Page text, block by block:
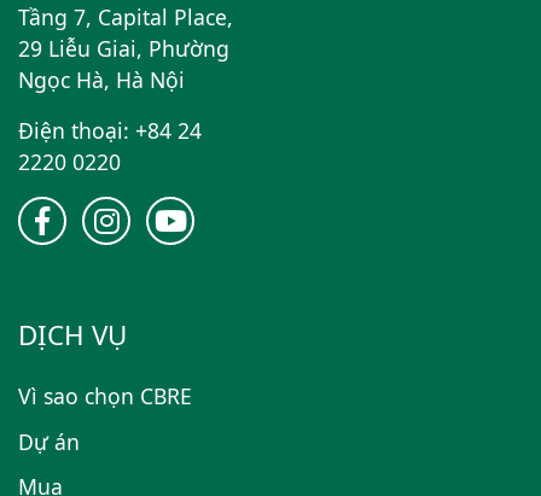
Tầng 7, Capital Place,
29 Liễu Giai, Phường
Ngọc Hà, Hà Nội
Điện thoại: +84 24
2220 0220
DỊCH VỤ
Vì sao chọn CBRE
Dự án
Mua